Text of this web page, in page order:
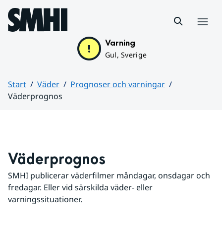
Hoppa till sidans innehåll
Varning
Gul, Sverige
Start Väder
Prognoser och varningar
Väderprognos
Väderprognos
SMHI publicerar väderfilmer måndagar, onsdagar och
fredagar. Eller vid särskilda väder- eller
varningssituationer.